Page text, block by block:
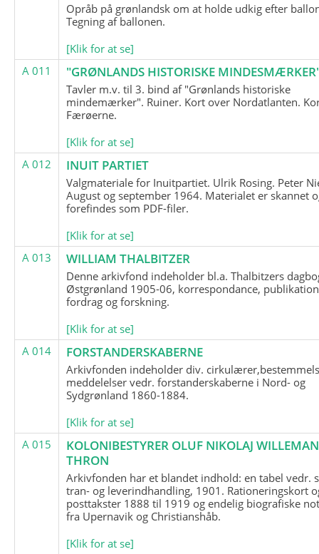
Opråb på grønlandsk om at holde udkig efter
Tegning af ballonen.
[Klik for at se]
A 011
"GRØNLANDS HISTORISKE
Tavler m.v. til 3. bind af "Grønlands historiske
mindemærker". Ruiner. Kort over Nordatlanten.
Færøerne.
[Klik for at se]
A 012
INUIT PARTIET
Valgmateriale for Inuitpartiet. Ulrik Rosing. Peter
August og september 1964. Materialet er skannet
forefindes som PDF-filer.
[Klik for at se]
A 013
WILLIAM THALBITZER
Denne arkivfond indeholder bl.a. Thalbitzers
Østgrønland 1905-06, korrespondance,
fordrag og forskning.
[Klik for at se]
A 014
FORSTANDERSKABERNE
Arkivfonden indeholder div.
meddelelser vedr. forstanderskaberne i Nord- og
Sydgrønland 1860-1884.
[Klik for at se]
A 015
KOLONIBESTYRER OLUF NIKOLAJ
THRON
Arkivfonden har et blandet indhold: en tabel vedr.
tran- og leverindhandling, 1901. Rationeringskort
posttakster 1888 til 1919 og endelig biografiske
fra Upernavik og Christianshåb.
[Klik for at se]